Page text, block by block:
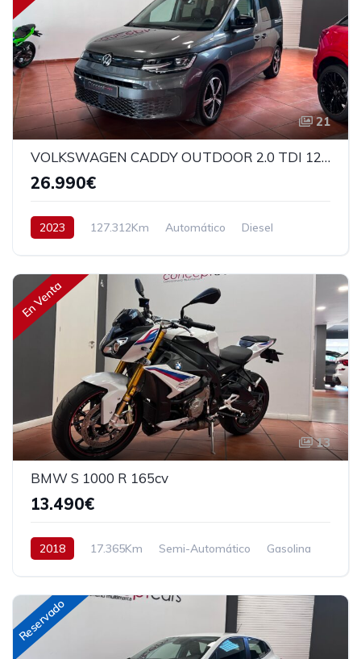
21
VOLKSWAGEN CADDY OUTDOOR 2.0 TDI 122CV
26.990€
2023 127.312Km Automático
Diesel
En Venta
13
BMW S 1000 R 165cv
13.490€
2018 17.365Km Semi-Automático
Gasolina
Reservado